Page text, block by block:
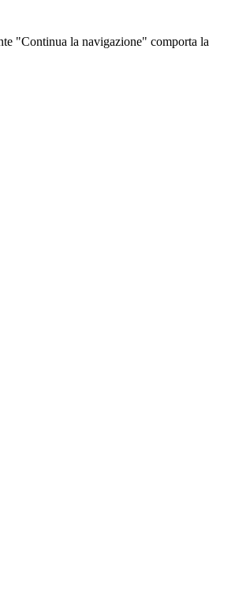
"Continua la navigazione" comporta la